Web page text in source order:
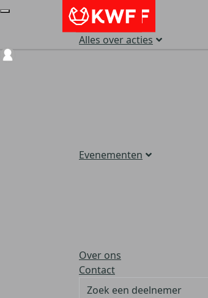
Alles over acties
Evenementen
Over ons
Contact